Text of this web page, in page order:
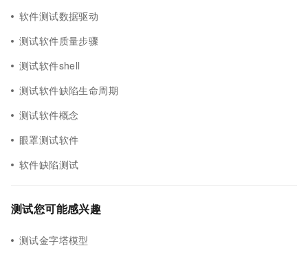
软件测试数据驱动
测试软件质量步骤
测试软件shell
测试软件缺陷生命周期
测试软件概念
眼罩测试软件
软件缺陷测试
测试您可能感兴趣
测试金字塔模型